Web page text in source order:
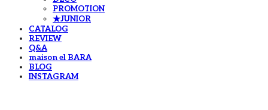
PROMOTION
★JUNIOR
CATALOG
REVIEW
Q&A
maison el BARA
BLOG
INSTAGRAM